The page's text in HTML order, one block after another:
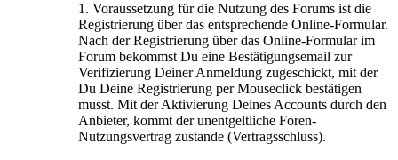
1. Voraussetzung für die Nutzung des Forums ist die
Registrierung über das entsprechende Online-Formular.
Nach der Registrierung über das Online-Formular im
Forum bekommst Du eine Bestätigungsemail zur
Verifizierung Deiner Anmeldung zugeschickt, mit der
Du Deine Registrierung per Mouseclick bestätigen
musst. Mit der Aktivierung Deines Accounts durch den
Anbieter, kommt der unentgeltliche Foren-
Nutzungsvertrag zustande (Vertragsschluss).